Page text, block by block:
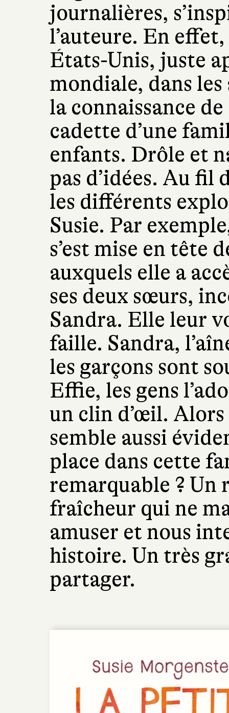
journalières,
l’auteure. En
États-Unis, juste
mondiale, dans
la connaissance
cadette d’une
enfants. Drôle et
pas d’idées. Au fil
les différents
Susie. Par
s’est mise en tête
auxquels elle a
ses deux sœurs,
Sandra. Elle leur
faille. Sandra,
les garçons sont
Effie, les gens
un clin d’œil. Alors
semble aussi
place dans cette
remarquable ? Un
fraîcheur qui ne
amuser et nous
histoire. Un très
partager.